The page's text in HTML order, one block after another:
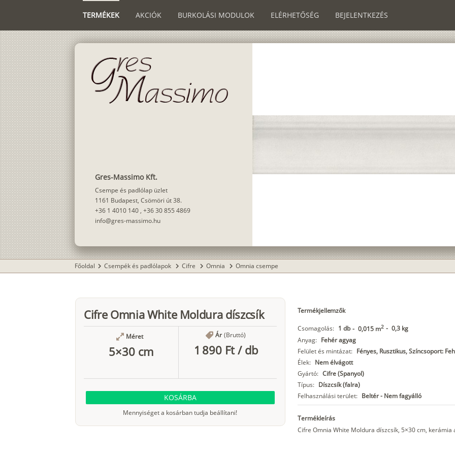
TERMÉKEK AKCIÓK BURKOLÁSI MODULOK ELÉRHETŐSÉG BEJELENTKEZÉS
Gres-Massimo Kft.
Csempe és padlólap üzlet
1161 Budapest, Csömöri út 38.
+36 1 4010 140 , +36 30 855 4869
info@gres-massimo.hu
Főoldal chevron_right Csempék és padlólapok chevron_right Cifre chevron_right Omnia chevron_right Omnia csempe
Cifre Omnia White Moldura díszcsík
Méret
5×30 cm
Ár (Bruttó)
1 890 Ft/ db
KOSÁRBA
Mennyiséget a kosárban tudja beállítani!
Termékjellemzők
Csomagolás: 1 db - 0,015 m2 - 0,3 kg
Anyag: Fehér agyag
Felület és mintázat: Fényes, Rusztikus, Színcsoport:
Élek: Nem élvágott
Gyártó: Cifre (Spanyol)
Típus: Díszcsík (falra)
Felhasználási terület: Beltér - Nem fagyálló
Termékleírás
Cifre Omnia White Moldura díszcsík, 5×30 cm,